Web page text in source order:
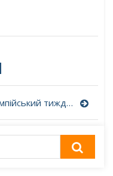
Олімпійський тиждень